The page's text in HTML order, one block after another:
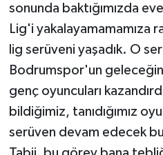
sonunda baktığımızda
Lig'i yakalayamamamıza
lig serüveni yaşadık. O
Bodrumspor'un
genç oyuncuları
bildiğimiz, tanıdığımız
serüven devam edecek
Yerel Haberler